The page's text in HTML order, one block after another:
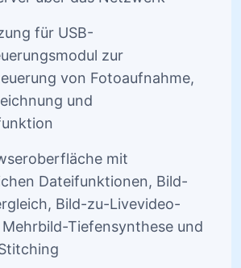
für USB-
zur
von Fotoaufnahme,
und
mit
Dateifunktionen, Bild-
Bild-zu-Livevideo-
Tiefensynthese und